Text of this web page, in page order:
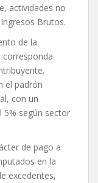
actividades no
Brutos.
de la
corresponda
el padrón
con un
5% según sector
de pago a
en la
excedentes,